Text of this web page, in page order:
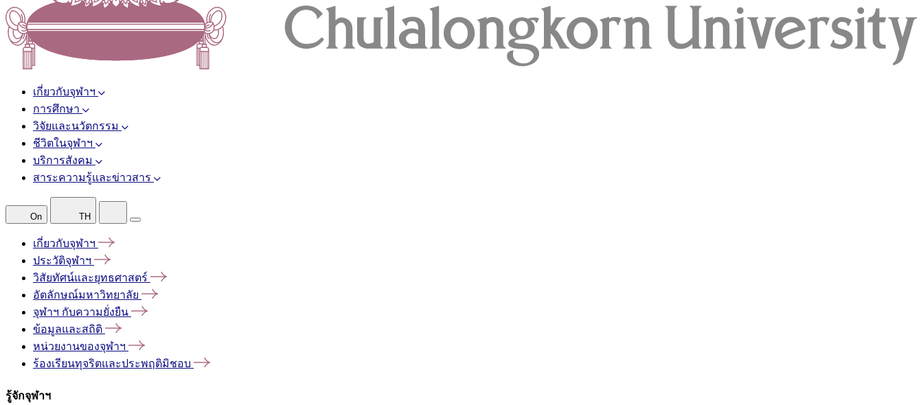
เกี่ยวกับจุฬาฯ
การศึกษา
วิจัยและนวัตกรรม
ชีวิตในจุฬาฯ
บริการสังคม
สาระความรู้และข่าวสาร
On TH
เกี่ยวกับจุฬาฯ
ประวัติจุฬาฯ
วิสัยทัศน์และยุทธศาสตร์
อัตลักษณ์มหาวิทยาลัย
จุฬาฯ กับความยั่งยืน
ข้อมูลและสถิติ
หน่วยงานของจุฬาฯ
ร้องเรียนทุจริตและประพฤติมิชอบ
รู้จักจุฬาฯ